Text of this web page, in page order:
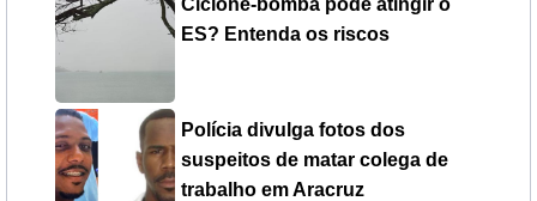
Ciclone-bomba pode atingir o
ES? Entenda os riscos
Polícia divulga fotos dos
suspeitos de matar colega de
trabalho em Aracruz